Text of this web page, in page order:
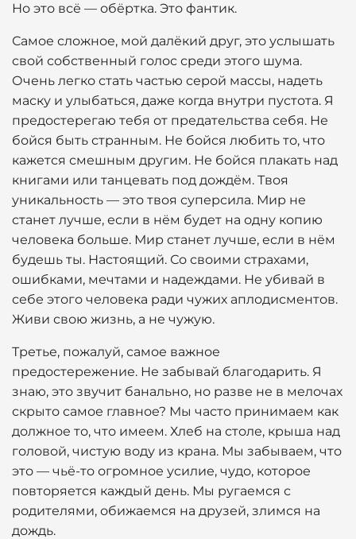
Но это всё — обёртка. Это фантик.
Самое сложное, мой далёкий друг, это услышать
свой собственный голос среди этого шума.
Очень легко стать частью серой массы, надеть
маску и улыбаться, даже когда внутри пустота. Я
предостерегаю тебя от предательства себя. Не
бойся быть странным. Не бойся любить то, что
кажется смешным другим. Не бойся плакать над
книгами или танцевать под дождём. Твоя
уникальность — это твоя суперсила. Мир не
станет лучше, если в нём будет на одну копию
человека больше. Мир станет лучше, если в нём
будешь ты. Настоящий. Со своими страхами,
ошибками, мечтами и надеждами. Не убивай в
себе этого человека ради чужих аплодисментов.
Живи свою жизнь, а не чужую.
Третье, пожалуй, самое важное
предостережение. Не забывай благодарить. Я
знаю, это звучит банально, но разве не в мелочах
скрыто самое главное? Мы часто принимаем как
должное то, что имеем. Хлеб на столе, крыша над
головой, чистую воду из крана. Мы забываем, что
это — чьё-то огромное усилие, чудо, которое
повторяется каждый день. Мы ругаемся с
родителями, обижаемся на друзей, злимся на
дождь.